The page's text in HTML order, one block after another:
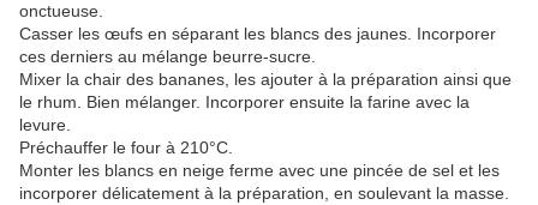
onctueuse.
Casser les œufs en séparant les blancs des jaunes. Incorporer
ces derniers au mélange beurre-sucre.
Mixer la chair des bananes, les ajouter à la préparation ainsi que
le rhum. Bien mélanger. Incorporer ensuite la farine avec la
levure.
Préchauffer le four à 210°C.
Monter les blancs en neige ferme avec une pincée de sel et les
incorporer délicatement à la préparation, en soulevant la masse.